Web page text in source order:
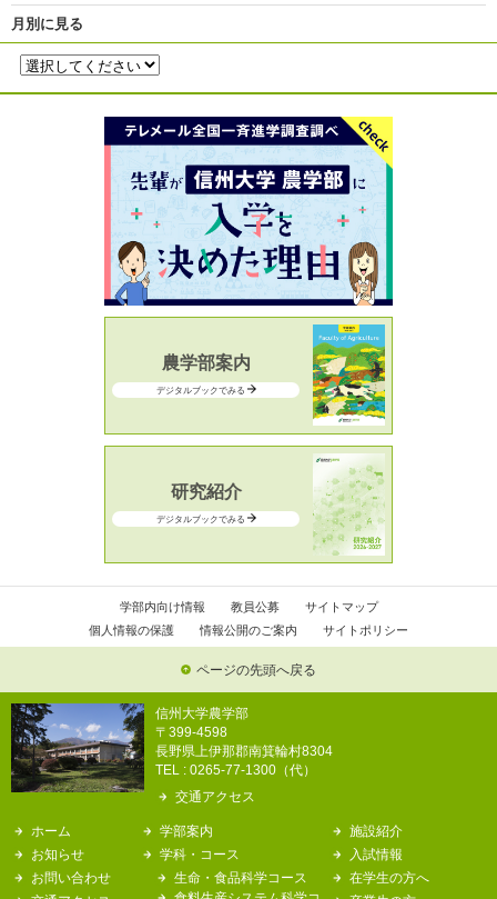
月別に見る
農学部案内
デジタルブックでみる
研究紹介
デジタルブックでみる
学部内向け情報 教員公募
サイトマップ
個人情報の保護
情報公開のご案内 サイトポリシー
ページの先頭へ戻る
信州大学農学部
〒399-4598
長野県上伊那郡南箕輪村8304
TEL : 0265-77-1300（代）
交通アクセス
ホーム
お知らせ
お問い合わせ
学部案内
学科・コース
生命・食品科学コース
施設紹介
入試情報
在学生の方へ